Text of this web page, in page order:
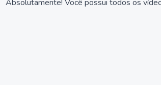
Absolutamente! Você possui todos os